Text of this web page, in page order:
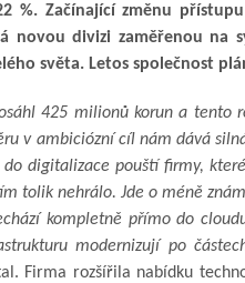
%. Začínající změnu
novou divizi zaměřenou na
světa. Letos společnost
425 milionů korun a tento
v ambiciózní cíl nám dává
do digitalizace pouští firmy,
tolik nehrálo. Jde o méně
kompletně přímo do
modernizují po
Firma rozšířila nabídku